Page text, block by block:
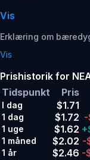
Vis
Erklæring om
Vis
Prishistorik for
Tidspunkt
Pris
I dag $1.71
1 dag $1.72 -
1 uge $1.62
1 måned $2.02 -
1 år $2.46 -